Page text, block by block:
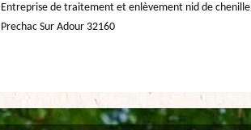
Entreprise de traitement et enlèvement nid de chenille
Prechac Sur Adour 32160